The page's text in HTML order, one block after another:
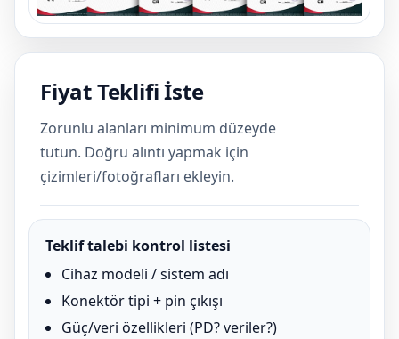
Fiyat Teklifi İste
Zorunlu alanları minimum düzeyde
tutun. Doğru alıntı yapmak için
çizimleri/fotoğrafları ekleyin.
Teklif talebi kontrol listesi
Cihaz modeli / sistem adı
Konektör tipi + pin çıkışı
Güç/veri özellikleri (PD? veriler?)